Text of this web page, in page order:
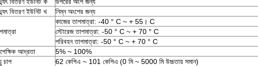
বিতরণ ইউনিট খ
নিম্ন অংশের জন্য
কাজের তাপমাত্রা: -40 ° C ~ + 55। C
স্টোরেজ তাপমাত্রা: -50 ° C ~ + 70 ° C
পরিবহন তাপমাত্রা: -50 ° C ~ + 70 ° C
আদ্রতা
5% ~ 100%
চাপ
62 কেপিএ ~ 101 কেপিএ (0 মি ~ 5000 মি উচ্চতায় সমান)